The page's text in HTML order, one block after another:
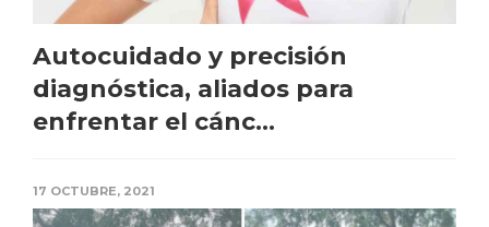
Autocuidado y precisión
diagnóstica, aliados para
enfrentar el cánc...
17 OCTUBRE, 2021